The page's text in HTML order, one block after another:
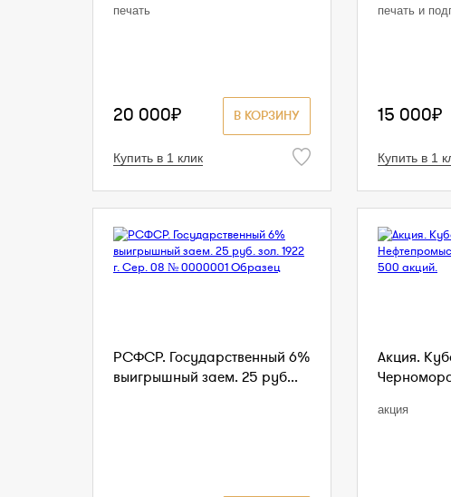
печать
В КОРЗИНУ
20 000₽
Купить в 1 клик
печать и
15 000₽
Купить в 1
РСФСР. Государственный 6%
выигрышный заем. 25 руб...
Акция.
акция